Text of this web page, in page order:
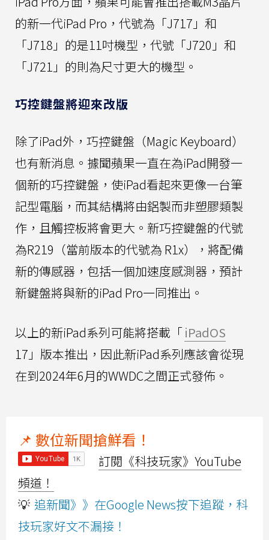
的新一代iPad Pro，代號為「J717」和
「J718」的是11吋機型，代號「J720」和
「J721」的則為尺寸更大的機型。
巧控鍵盤將迎來改版
除了iPad外，巧控鍵盤（Magic Keyboard）
也有新消息。據聞蘋果一直在為iPad開發一
個新的巧控鍵盤，使iPad看起來更像一台筆
記型電腦，而其結構將由鋁製而非塑膠類製
作，且觸控板將會更大。新巧控鍵盤的代號
為R219（當前版本的代號為 R1x），將配備
新的傳感器，包括一個加速度感測器，預計
新鍵盤將與新的iPad Pro一同推出。
以上的新iPad系列可能將搭載「iPadOS
17」版本推出，因此新iPad系列應該會從現
在到2024年6月的WWDC之間正式發佈。
📌 數位新聞搶鮮看！
訂閱《科技玩家》YouTube
頻道！
💡 追新聞》》在Google News按下追蹤，科
技玩家好文不漏接！